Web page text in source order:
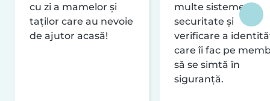
cu zi a mamelor și
taților care au nevoie
de ajutor acasă!
multe sisteme de
securitate și
verificare a
care îi fac pe
să se simtă în
siguranță.